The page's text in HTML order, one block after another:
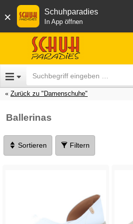
× Schuhparadies
In App öffnen
Zurück zu "Damenschuhe"
Ballerinas
Sortieren Filtern